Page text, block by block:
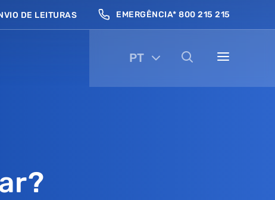
DE LEITURAS EMERGÊNCIA* 800 215 215
PT